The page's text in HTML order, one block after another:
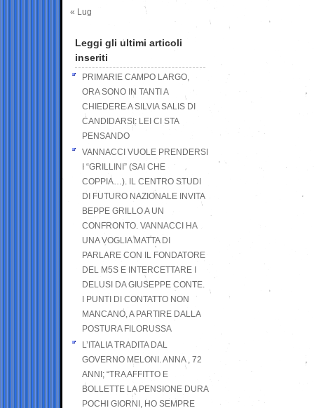
« Lug
Leggi gli ultimi articoli
inseriti
PRIMARIE CAMPO LARGO,
ORA SONO IN TANTI A
CHIEDERE A SILVIA SALIS DI
CANDIDARSI: LEI CI STA
PENSANDO
VANNACCI VUOLE PRENDERSI
I “GRILLINI” (SAI CHE
COPPIA…). IL CENTRO STUDI
DI FUTURO NAZIONALE INVITA
BEPPE GRILLO A UN
CONFRONTO. VANNACCI HA
UNA VOGLIA MATTA DI
PARLARE CON IL FONDATORE
DEL M5S E INTERCETTARE I
DELUSI DA GIUSEPPE CONTE.
I PUNTI DI CONTATTO NON
MANCANO, A PARTIRE DALLA
POSTURA FILORUSSA
L’ITALIA TRADITA DAL
GOVERNO MELONI. ANNA , 72
ANNI; “TRA AFFITTO E
BOLLETTE LA PENSIONE DURA
POCHI GIORNI, HO SEMPRE